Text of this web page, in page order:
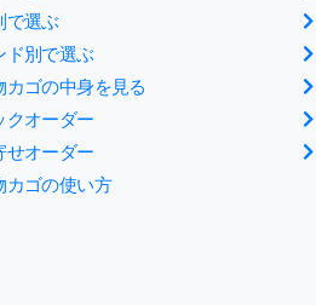
で選ぶ
ド別で選ぶ
カゴの中身を見る
クオーダー
せオーダー
カゴの使い方